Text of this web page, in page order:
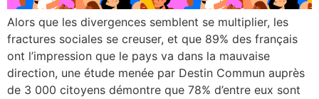
Alors que les divergences semblent se multiplier, les
fractures sociales se creuser, et que 89% des français
ont l’impression que le pays va dans la mauvaise
direction, une étude menée par Destin Commun auprès
de 3 000 citoyens démontre que 78% d’entre eux sont